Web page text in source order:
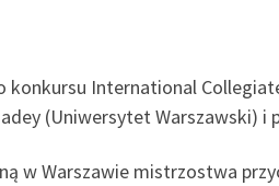
International
(Uniwersytet Warszawski)
w Warszawie mistrzostwa